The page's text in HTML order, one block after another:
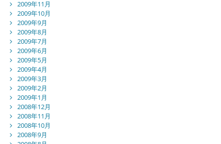
2009年11月
2009年10月
2009年9月
2009年8月
2009年7月
2009年6月
2009年5月
2009年4月
2009年3月
2009年2月
2009年1月
2008年12月
2008年11月
2008年10月
2008年9月